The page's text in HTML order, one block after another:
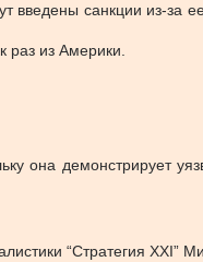
введены санкции из-за
из Америки.
она демонстрирует
“Стратегия XXI”